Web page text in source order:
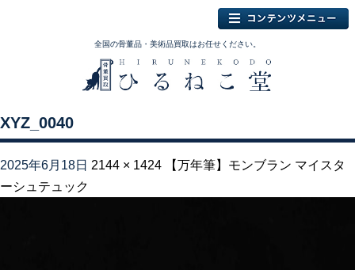
全国の骨董品・美術品買取はお任せください。
XYZ_0040
2025年6月18日 2144 × 1424
【万年筆】モンブラン マイスタ
ーシュテュック